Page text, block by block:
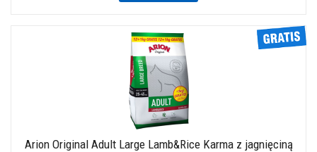
Arion Original Adult Large Lamb&Rice Karma z jagnięciną